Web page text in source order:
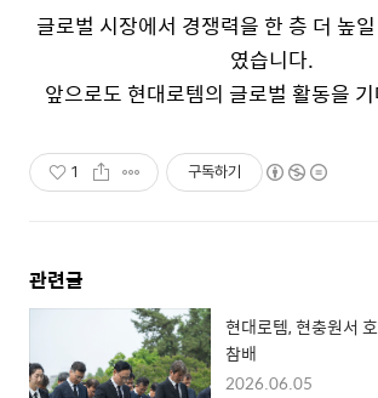
글로벌 시장에서 경쟁력을 한 층 더 높
였습니다.
앞으로도 현대로템의 글로벌 활동을
1 구독하기
관련글
현대로템, 현충원서
참배
2026.06.05